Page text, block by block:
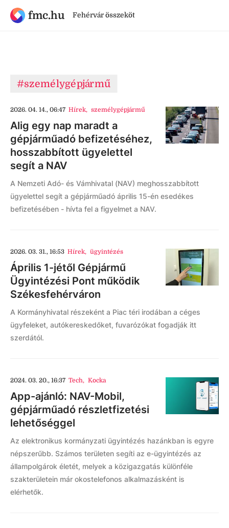
fmc.hu Fehérvár összeköt
#személygépjármű
2026. 04. 14., 06:47 Hírek, személygépjármű
Alig egy nap maradt a
gépjárműadó befizetéséhez,
hosszabbított ügyelettel
segít a NAV
A Nemzeti Adó- és Vámhivatal (NAV) meghosszabbított
ügyelettel segít a gépjárműadó április 15-én esedékes
befizetésében - hívta fel a figyelmet a NAV.
2026. 03. 31., 16:53 Hírek, ügyintézés
Április 1-jétől Gépjármű
Ügyintézési Pont működik
Székesfehérváron
A Kormányhivatal részeként a Piac téri irodában a céges
ügyfeleket, autókereskedőket, fuvarózókat fogadják itt
szerdától.
2024. 03. 20., 16:37 Tech, Kocka
App-ajánló: NAV-Mobil,
gépjárműadó részletfizetési
lehetőséggel
Az elektronikus kormányzati ügyintézés hazánkban is egyre
népszerűbb. Számos területen segíti az e-ügyintézés az
állampolgárok életét, melyek a közigazgatás különféle
szakterületein már okostelefonos alkalmazásként is
elérhetők.